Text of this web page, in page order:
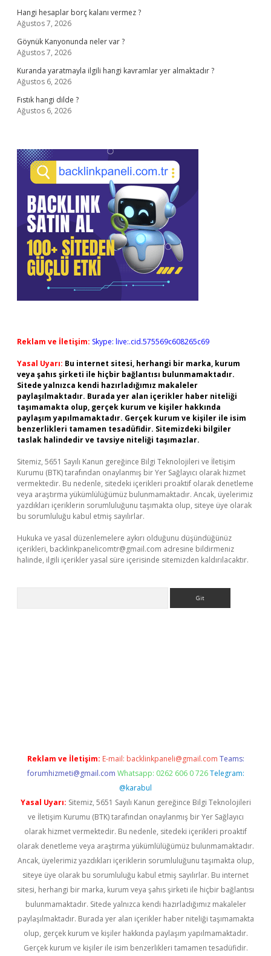
Hangi hesaplar borç kalanı vermez ?
Ağustos 7, 2026
Göynük Kanyonunda neler var ?
Ağustos 7, 2026
Kuranda yaratmayla ilgili hangi kavramlar yer almaktadır ?
Ağustos 6, 2026
Fıstık hangi dilde ?
Ağustos 6, 2026
Reklam ve İletişim: Skype: live:.cid.575569c608265c69
Yasal Uyarı: Bu internet sitesi, herhangi bir marka, kurum
veya şahıs şirketi ile hiçbir bağlantısı bulunmamaktadır.
Sitede yalnızca kendi hazırladığımız makaleler
paylaşılmaktadır. Burada yer alan içerikler haber niteliği
taşımamakta olup, gerçek kurum ve kişiler hakkında
paylaşım yapılmamaktadır. Gerçek kurum ve kişiler ile isim
benzerlikleri tamamen tesadüfidir. Sitemizdeki bilgiler
taslak halindedir ve tavsiye niteliği taşımazlar.
Sitemiz, 5651 Sayılı Kanun gereğince Bilgi Teknolojileri ve İletişim
Kurumu (BTK) tarafından onaylanmış bir Yer Sağlayıcı olarak hizmet
vermektedir. Bu nedenle, sitedeki içerikleri proaktif olarak denetleme
veya araştırma yükümlülüğümüz bulunmamaktadır. Ancak, üyelerimiz
yazdıkları içeriklerin sorumluluğunu taşımakta olup, siteye üye olarak
bu sorumluluğu kabul etmiş sayılırlar.
Hukuka ve yasal düzenlemelere aykırı olduğunu düşündüğünüz
içerikleri, backlinkpanelicomtr@gmail.com adresine bildirmeniz
halinde, ilgili içerikler yasal süre içerisinde sitemizden kaldırılacaktır.
Reklam ve İletişim: E-mail: backlinkpaneli@gmail.com Teams:
forumhizmeti@gmail.com Whatsapp: 0262 606 0 726 Telegram:
@karabul
Yasal Uyarı: Sitemiz, 5651 Sayılı Kanun gereğince Bilgi Teknolojileri
ve İletişim Kurumu (BTK) tarafından onaylanmış bir Yer Sağlayıcı
olarak hizmet vermektedir. Bu nedenle, sitedeki içerikleri proaktif
olarak denetleme veya araştırma yükümlülüğümüz bulunmamaktadır.
Ancak, üyelerimiz yazdıkları içeriklerin sorumluluğunu taşımakta olup,
siteye üye olarak bu sorumluluğu kabul etmiş sayılırlar. Bu internet
sitesi, herhangi bir marka, kurum veya şahıs şirketi ile hiçbir bağlantısı
bulunmamaktadır. Sitede yalnızca kendi hazırladığımız makaleler
paylaşılmaktadır. Burada yer alan içerikler haber niteliği taşımamakta
olup, gerçek kurum ve kişiler hakkında paylaşım yapılmamaktadır.
Gerçek kurum ve kişiler ile isim benzerlikleri tamamen tesadüfidir.